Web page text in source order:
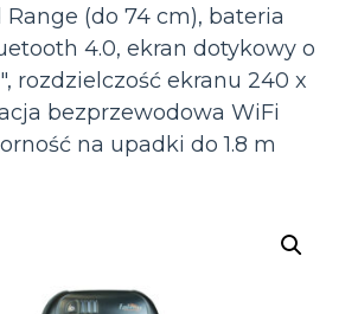
Range (do 74 cm), bateria
4.0, ekran dotykowy o
rozdzielczość ekranu 240 x
bezprzewodowa WiFi
na upadki do 1.8 m